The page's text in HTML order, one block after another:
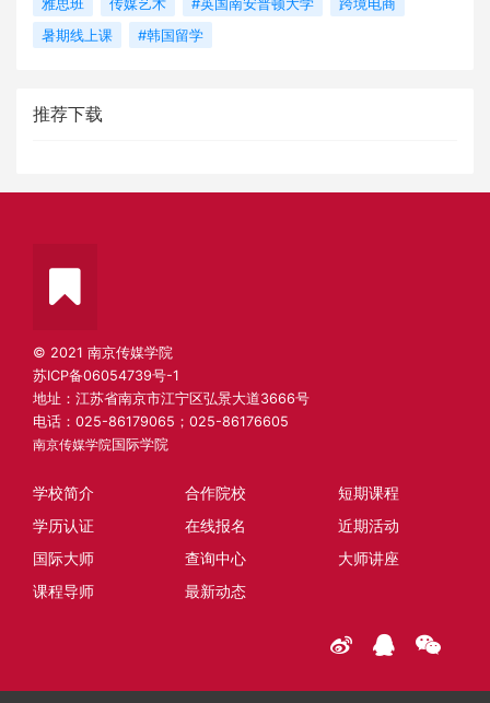
暑期线上课
#韩国留学
推荐下载
© 2021 南京传媒学院
苏ICP备06054739号-1
地址：江苏省南京市江宁区弘景大道3666号
电话：025-86179065；025-86176605
南京传媒学院国际学院
学校简介
学历认证
国际大师
课程导师
合作院校
在线报名
查询中心
最新动态
短期课程
近期活动
大师讲座